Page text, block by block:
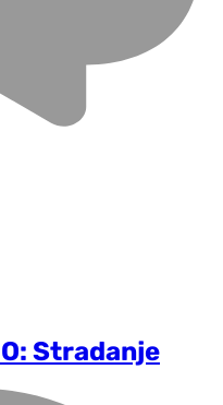
Stradanje